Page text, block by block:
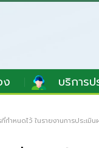
ง บริการป
หนดไว้ ในรายงานการประ